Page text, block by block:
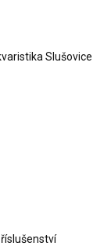
Slušovice